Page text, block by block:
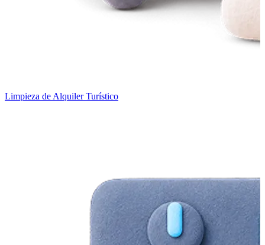
Limpieza de Alquiler Turístico